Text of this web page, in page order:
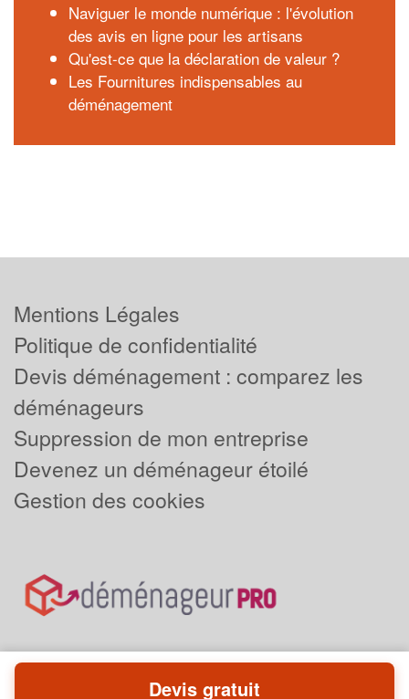
Naviguer le monde numérique : l'évolution
des avis en ligne pour les artisans
Qu'est-ce que la déclaration de valeur ?
Les Fournitures indispensables au
déménagement
Mentions Légales
Politique de confidentialité
Devis déménagement : comparez les
déménageurs
Suppression de mon entreprise
Devenez un déménageur étoilé
Gestion des cookies
Devis gratuit